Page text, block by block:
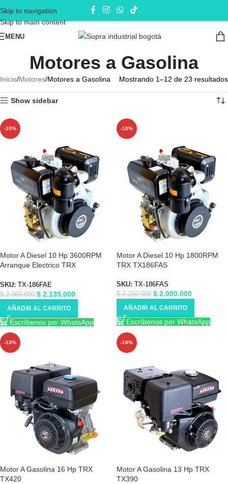
Skip to navigation
Skip to main content
MENU
Motores a Gasolina
Inicio Motores Motores a Gasolina Mostrando 1–12 de 23 resultados
Show sidebar
-10%
Motor A Diesel 10 Hp 3600RPM
Arranque Electrico TRX
SKU:
TX-186FAE
$2.360.000 $ 2.135.000
AÑADIR AL CARRITO
Escríbenos por WhatsApp
-10%
Motor A Diesel 10 Hp 1800RPM
TRX TX186FAS
SKU:
TX-186FAS
$2.210.000 $ 2.000.000
AÑADIR AL CARRITO
Escríbenos por WhatsApp
-13%
Motor A Gasolina 16 Hp TRX
TX420
-18%
Motor A Gasolina 13 Hp TRX
TX390